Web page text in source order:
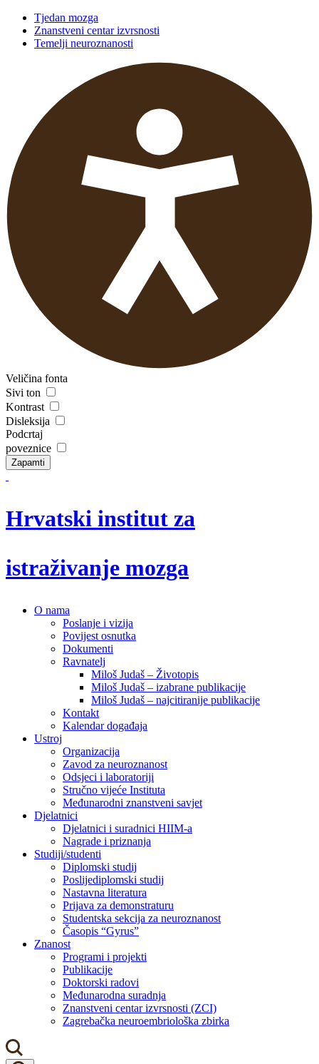
Tjedan mozga
Znanstveni centar izvrsnosti
Temelji neuroznanosti
Veličina fonta
Sivi ton
Kontrast
Disleksija
Podcrtaj
poveznice
Zapamti
Hrvatski institut za
istraživanje mozga
O nama
Poslanje i vizija
Povijest osnutka
Dokumenti
Ravnatelj
Miloš Judaš – Životopis
Miloš Judaš – izabrane publikacije
Miloš Judaš – najcitiranije publikacije
Kontakt
Kalendar događaja
Ustroj
Organizacija
Zavod za neuroznanost
Odsjeci i laboratoriji
Stručno vijeće Instituta
Međunarodni znanstveni savjet
Djelatnici
Djelatnici i suradnici HIIM-a
Nagrade i priznanja
Studiji/studenti
Diplomski studij
Poslijediplomski studij
Nastavna literatura
Prijava za demonstraturu
Studentska sekcija za neuroznanost
Časopis “Gyrus”
Znanost
Programi i projekti
Publikacije
Doktorski radovi
Međunarodna suradnja
Znanstveni centar izvrsnosti (ZCI)
Zagrebačka neuroembriološka zbirka